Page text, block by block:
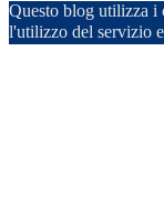
Questo blog utilizza i
l'utilizzo del servizio